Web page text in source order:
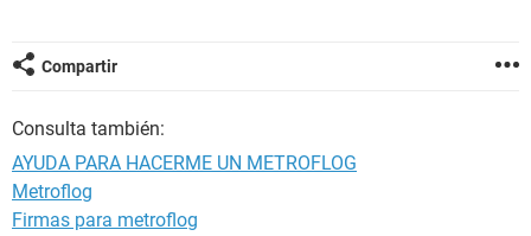
Compartir
Consulta también:
AYUDA PARA HACERME UN METROFLOG
Metroflog
Firmas para metroflog